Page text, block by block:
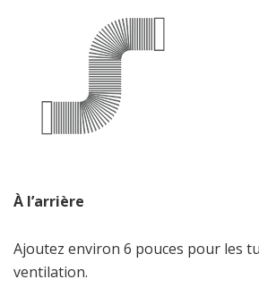
À l’arrière
Ajoutez environ 6 pouces pour les
ventilation.